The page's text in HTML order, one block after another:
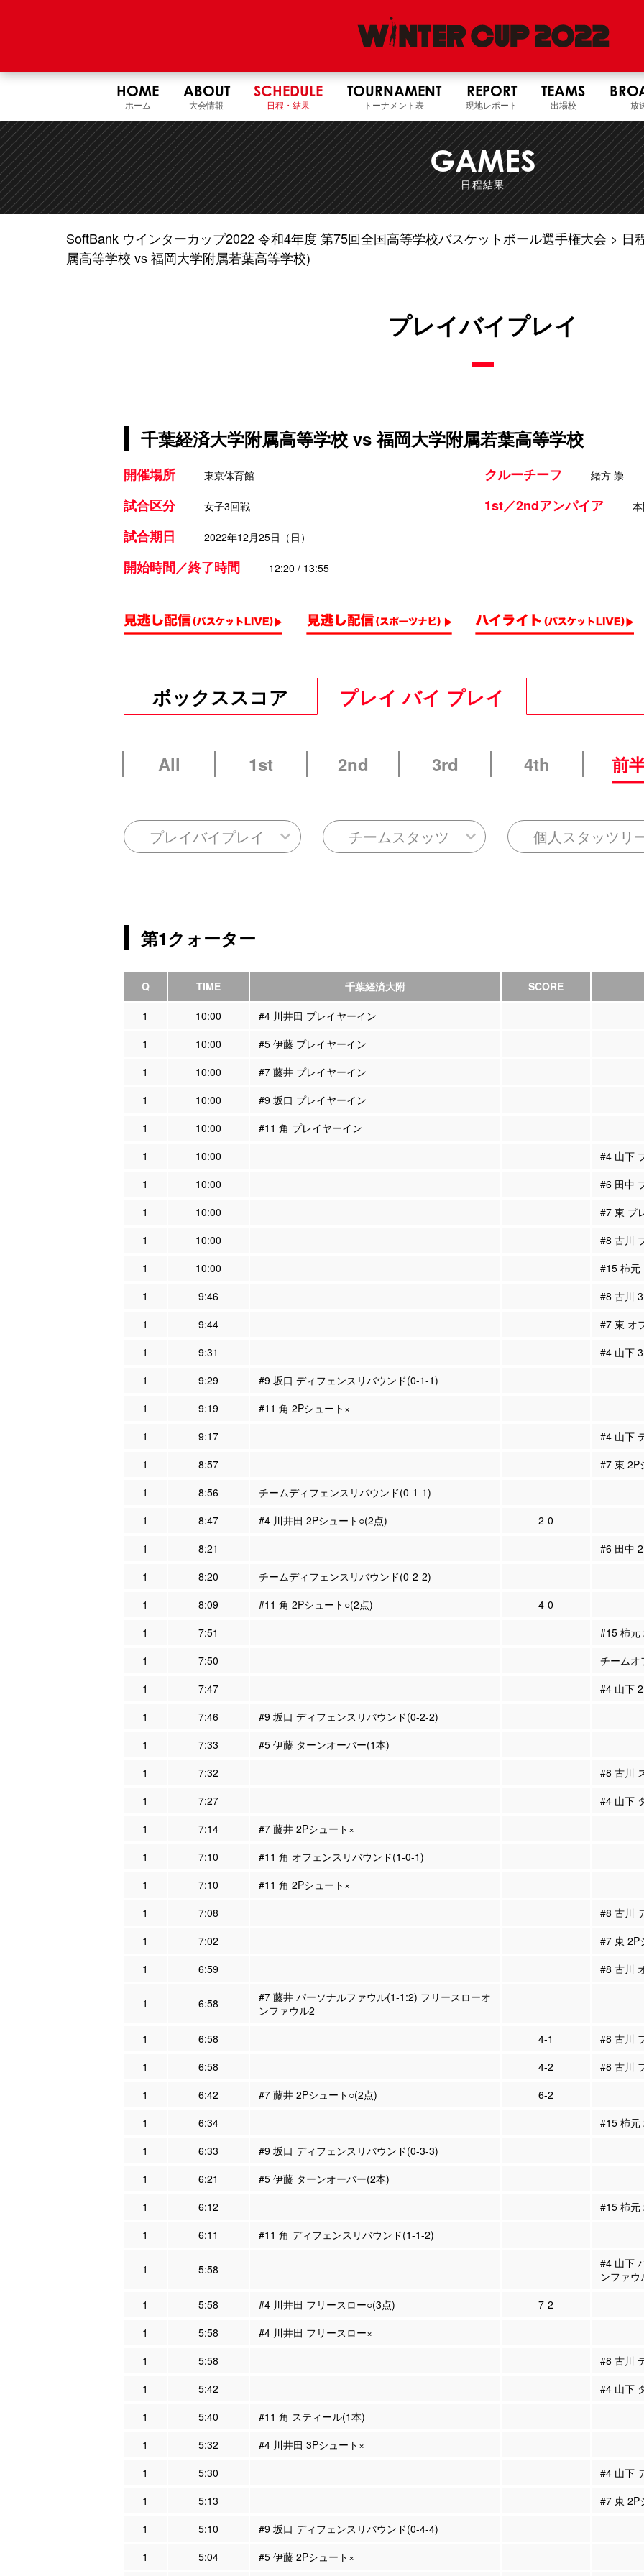
HOME
ホーム
ABOUT
大会情報
SCHEDULE
日程・結果
TOURNAMENT
トーナメント表
REPORT
現地レポート
TEAMS
出場校 放
GAMES
日程結果
SoftBank ウインターカップ2022 令和4年度 第75回全国高等学校バスケットボール選手権大会 日
属高等学校 vs 福岡大学附属若葉高等学校)
プレイバイプレイ
千葉経済大学附属高等学校 vs 福岡大学附属若葉高等学校
開催場所 東京体育館
試合区分 女子3回戦
試合期日 2022年12月25日（日）
開始時間／終了時間 12:20 / 13:55
クルーチーフ 緒方 崇
1st／2ndアンパイア
ボックススコア プレイ バイ プレイ
All 1st 2nd 3rd 4th 前
プレイバイプレイ チームスタッツ 個人スタッツリ
第1クォーター
Q TIME 千葉経済大附 SCORE
1 10:00
#4 川井田 プレイヤーイン
1
10:00
#5 伊藤 プレイヤーイン
1
10:00
#7 藤井 プレイヤーイン
1
10:00
#9 坂口 プレイヤーイン
1
10:00
#11 角 プレイヤーイン
1
10:00
#4 山下
1
10:00
#6 田中
1
10:00
#7 東 プ
1
10:00
#8 古川
1
10:00
#15 柿元
1
9:46
#8 古川
1
9:44
#7 東 オ
1
9:31
#4 山下
1
9:29
#9 坂口 ディフェンスリバウンド(0-1-1)
1
9:19
#11 角 2Pシュート×
1
9:17
#4 山下
1
8:57
#7 東 2P
1
8:56
チームディフェンスリバウンド(0-1-1)
1
8:47 #4 川井田 2Pシュート○(2点)
2-0
1
8:21
#6 田中
1
8:20
チームディフェンスリバウンド(0-2-2)
1
8:09 #11 角 2Pシュート○(2点)
4-0
1
7:51
#15 柿元
1
7:50
チームオ
1
7:47
#4 山下
1
7:46
#9 坂口 ディフェンスリバウンド(0-2-2)
1
7:33
#5 伊藤 ターンオーバー(1本)
1
7:32
#8 古川
1
7:27
#4 山下
1
7:14
#7 藤井 2Pシュート×
1
7:10
#11 角 オフェンスリバウンド(1-0-1)
1
7:10
#11 角 2Pシュート×
1
7:08
#8 古川
1
7:02
#7 東 2P
1
6:59 #8 古川
1 6:58
#7 藤井 パーソナルファウル(1-1:2) フリースローオ
ンファウル2
1
6:58 4-1
#8 古川
1
6:58 4-2
#8 古川
1
6:42 #7 藤井 2Pシュート○(2点)
6-2
1
6:34
#15 柿元
1
6:33
#9 坂口 ディフェンスリバウンド(0-3-3)
1
6:21
#5 伊藤 ターンオーバー(2本)
1
6:12
#15 柿元
1
6:11 #11 角 ディフェンスリバウンド(1-1-2)
1 5:58
#4 山下
ンファウ
1
5:58 #4 川井田 フリースロー○(3点)
7-2
1
5:58
#4 川井田 フリースロー×
1
5:58
#8 古川
1
5:42
#4 山下
1
5:40
#11 角 スティール(1本)
1
5:32
#4 川井田 3Pシュート×
1
5:30
#4 山下
1
5:13
#7 東 2P
1
5:10
#9 坂口 ディフェンスリバウンド(0-4-4)
1
5:04 #5 伊藤 2Pシュート×